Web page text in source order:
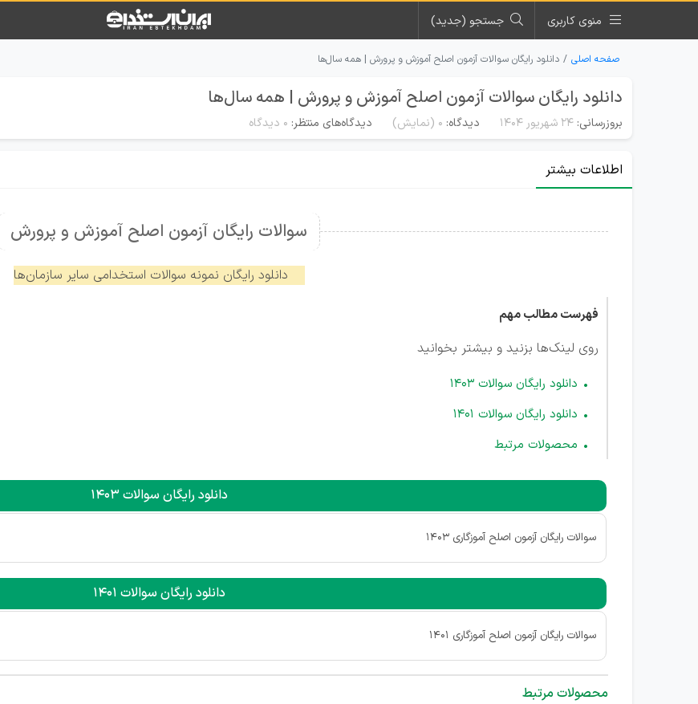
منوی کاربری جستجو (جدید)
صفحه اصلی دانلود رایگان سوالات آزمون اصلح آموزش و پرورش | همه سال‌ها
دانلود رایگان سوالات آزمون اصلح آموزش و پرورش | همه سال‌ها
بروزرسانی: ۲۴ شهریور ۱۴۰۴ دیدگاه: 0 (نمایش) دیدگاه‌های منتظر: ۰ دیدگاه
اطلاعات بیشتر
سوالات رایگان آزمون اصلح آموزش و پرورش
دانلود رایگان نمونه سوالات استخدامی سایر سازمان‌ها
فهرست مطالب مهم
روی لینک‌ها بزنید و بیشتر بخوانید
دانلود رایگان سوالات 1403
دانلود رایگان سوالات 1401
محصولات مرتبط
دانلود رایگان سوالات 1403
سوالات رایگان آزمون اصلح آموزگاری 1403
دانلود رایگان سوالات 1401
سوالات رایگان آزمون اصلح آموزگاری 1401
محصولات مرتبط